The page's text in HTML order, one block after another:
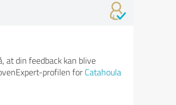
at din feedback kan blive
profilen for Catahoula